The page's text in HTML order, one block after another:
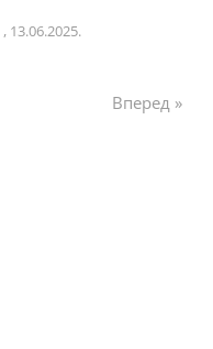
, 13.06.2025.
Вперед »